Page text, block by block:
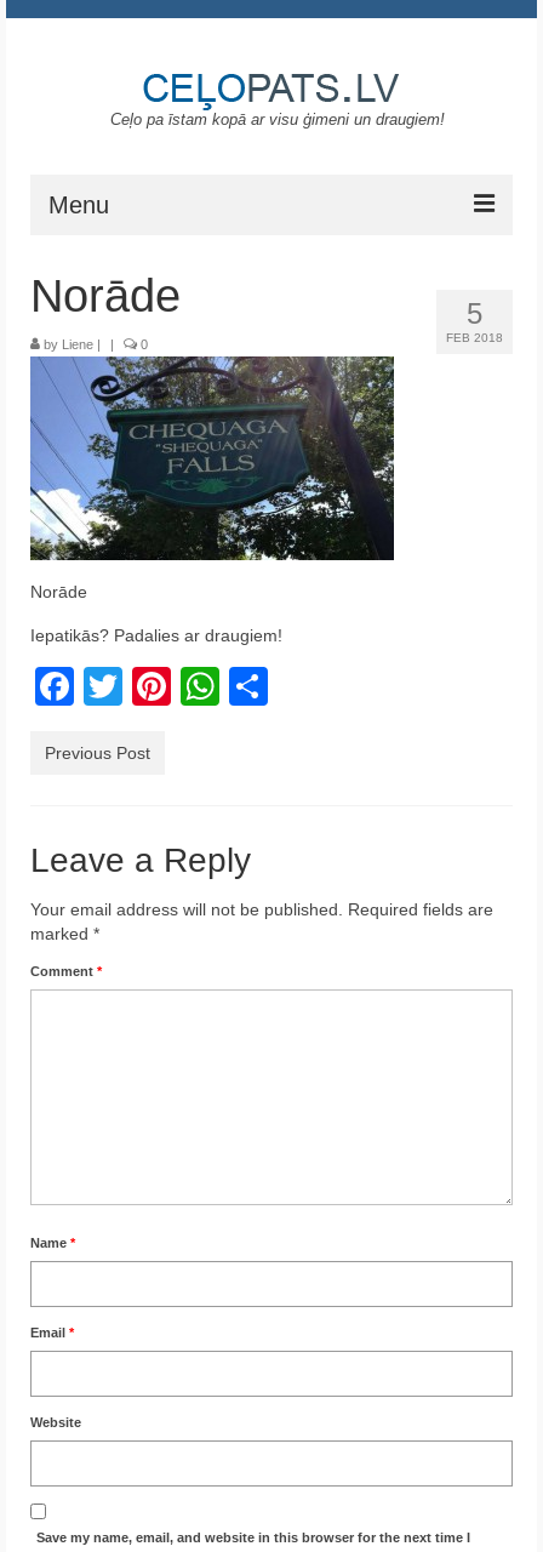
Ceļo pa īstam kopā ar visu ģimeni un draugiem!
Menu
Portugāle
ASV
Melnkalne
Grieķija
Austrija
Indonēzija
Par Mums
5
FEB 2018
Norāde
by Liene | | 0
Norāde
Iepatikās? Padalies ar draugiem!
Facebook
TwitterPinterest
WhatsApp
Previous Post
Leave a Reply
Your email address will not be published.
Required fields are
marked *
Comment *
Name *
Email *
Website
Save my name, email, and website in this browser for the next time I